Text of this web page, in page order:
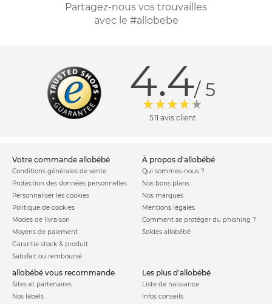
Partagez-nous vos trouvailles
avec le #allobebe
4.4/ 5
511 avis client
votre commande allobébé
Conditions générales de vente
Protection des données personnelles
Personnaliser les cookies
Politique de cookies
Modes de livraison
Moyens de paiement
Garantie stock & produit
Satisfait ou remboursé
à propos d'allobébé
Qui sommes-nous ?
Nos bons plans
Nos marques
Mentions légales
Comment se protéger du phishing ?
Soldes allobébé
allobébé vous recommande
Sites et partenaires
Nos labels
les plus d'allobébé
Liste de naissance
Infos conseils